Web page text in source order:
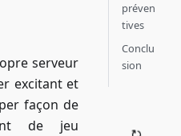
serveur
excitant et
façon de
de jeu
préven
tives
Conclu
sion